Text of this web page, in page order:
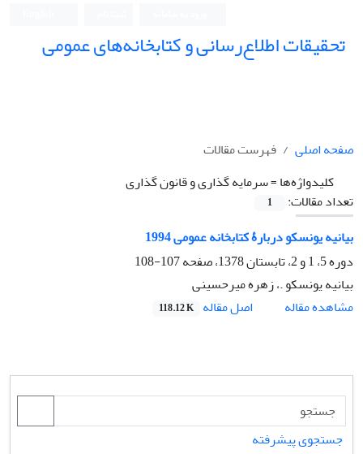
تحقیقات اطلاع‌رسانی و کتابخانه‌های عمومی
صفحه اصلی
فهرست مقالات
کلیدواژه‌ها =سرمایه گذاری و قانون گذاری
تعداد مقالات:
1
بیانیه یونسکو دربارۀ کتابخانه عمومی 1994
دوره 5، 1 و 2، تابستان 1378، صفحه
107-108
بیانیه یونسکو .، زهره میرحسینی
مشاهده مقاله
اصل مقاله 118.12 K
جستجوی پیشرفته